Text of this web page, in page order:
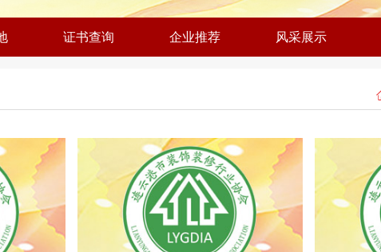
证书查询 企业推荐 风采展示